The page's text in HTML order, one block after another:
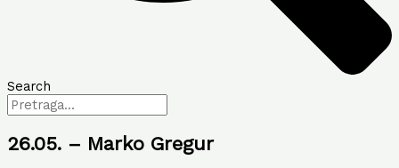
Search
26.05. – Marko Gregur